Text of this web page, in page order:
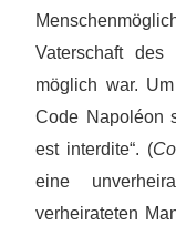
Vaterschaft des
möglich war.
Code Napoléon
est interdite“. (
eine
verheirateten